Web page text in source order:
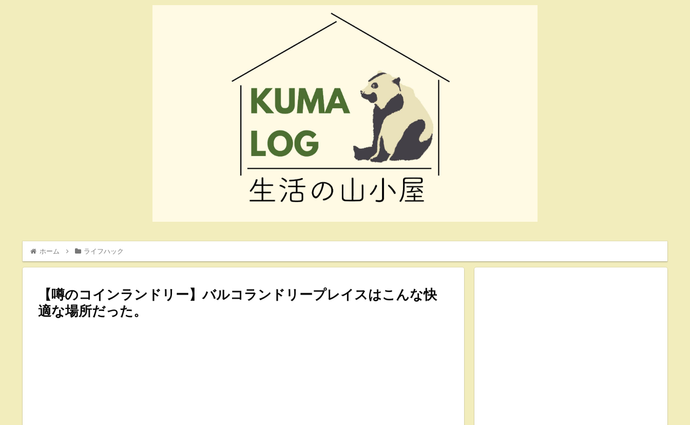
ホーム ライフハック
【噂のコインランドリー】バルコランドリープレイスはこんな快
適な場所だった。